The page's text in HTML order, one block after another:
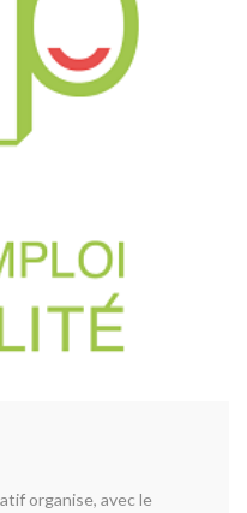
organise, avec le